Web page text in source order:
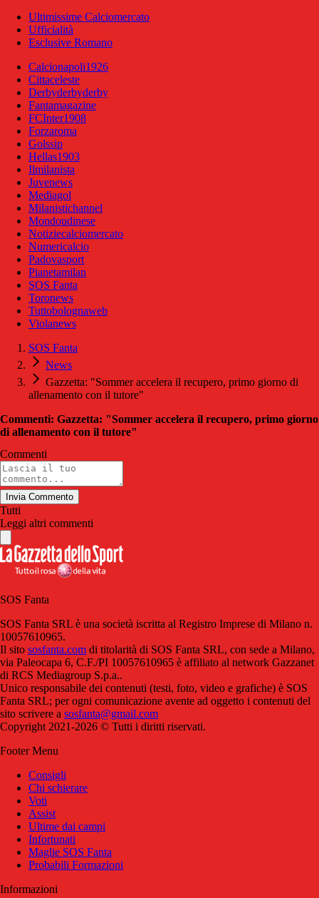
Ultimissime Calciomercato
Ufficialità
Esclusive Romano
Calcionapoli1926
Cittaceleste
Derbyderbyderby
Fantamagazine
FCInter1908
Forzaroma
Golssip
Hellas1903
Ilmilanista
Juvenews
Mediagol
Milanistichannel
Mondoudinese
Notiziecalciomercato
Numericalcio
Padovasport
Pianetamilan
SOS Fanta
Toronews
Tuttobolognaweb
Violanews
SOS Fanta
News
Gazzetta: "Sommer accelera il recupero, primo giorno di
allenamento con il tutore"
Commenti: Gazzetta: "Sommer accelera il recupero, primo giorno
di allenamento con il tutore"
Commenti
Invia Commento
Tutti
Leggi altri commenti
SOS Fanta
SOS Fanta SRL è una società iscritta al Registro Imprese di Milano n.
10057610965.
Il sito sosfanta.com di titolarità di SOS Fanta SRL, con sede a Milano,
via Paleocapa 6, C.F./PI 10057610965 è affiliato al network Gazzanet
di RCS Mediagroup S.p.a..
Unico responsabile dei contenuti (testi, foto, video e grafiche) è SOS
Fanta SRL; per ogni comunicazione avente ad oggetto i contenuti del
sito scrivere a sosfanta@gmail.com
Copyright 2021-2026 © Tutti i diritti riservati.
Footer Menu
Consigli
Chi schierare
Voti
Assist
Ultime dai campi
Infortunati
Maglie SOS Fanta
Probabili Formazioni
Informazioni